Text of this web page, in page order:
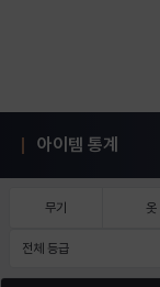
아이템 통계
무기 옷
전체 등급